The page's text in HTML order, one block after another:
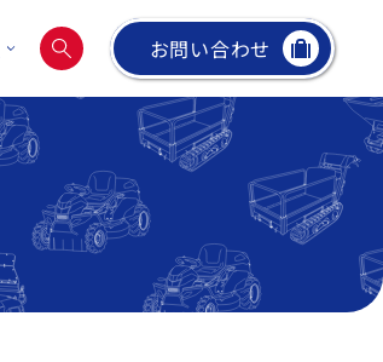
お問い合わせ